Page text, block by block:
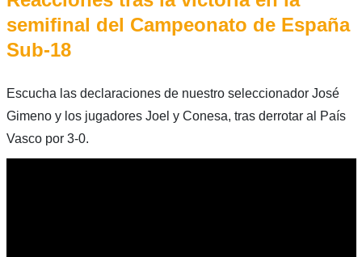
semifinal del Campeonato de España
Sub-18
Escucha las declaraciones de nuestro seleccionador José
Gimeno y los jugadores Joel y Conesa, tras derrotar al País
Vasco por 3-0.